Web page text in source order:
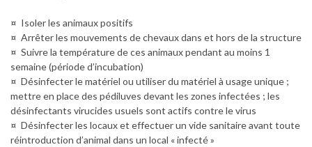
¤ Isoler les animaux positifs
¤ Arrêter les mouvements de chevaux dans et hors de la structure
¤ Suivre la température de ces animaux pendant au moins 1
semaine (période d’incubation)
¤ Désinfecter le matériel ou utiliser du matériel à usage unique ;
mettre en place des pédiluves devant les zones infectées ; les
désinfectants virucides usuels sont actifs contre le virus
¤ Désinfecter les locaux et effectuer un vide sanitaire avant toute
réintroduction d’animal dans un local « infecté »